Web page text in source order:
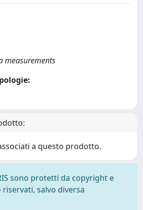
measurements
a questo prodotto.
sono protetti da copyright e
salvo diversa